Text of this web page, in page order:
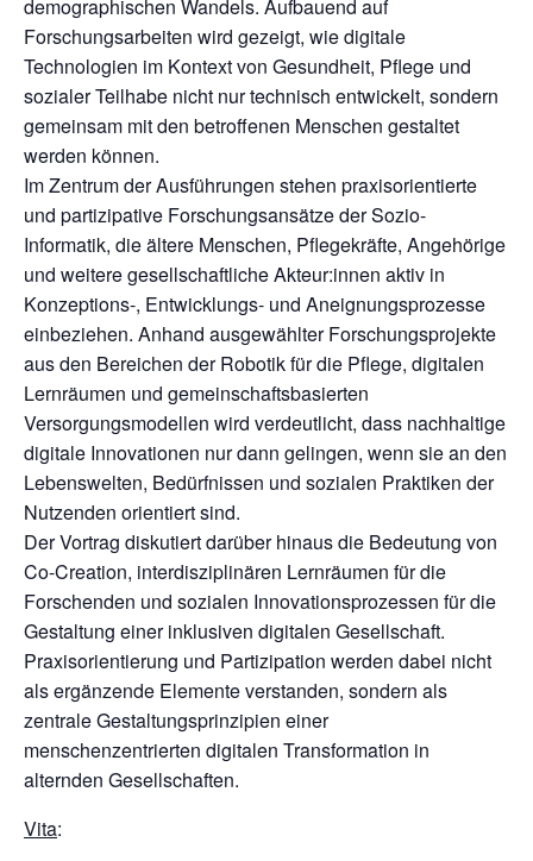
demographischen Wandels. Aufbauend auf
Forschungsarbeiten wird gezeigt, wie digitale
Technologien im Kontext von Gesundheit, Pflege und
sozialer Teilhabe nicht nur technisch entwickelt, sondern
gemeinsam mit den betroffenen Menschen gestaltet
werden können.
Im Zentrum der Ausführungen stehen praxisorientierte
und partizipative Forschungsansätze der Sozio-
Informatik, die ältere Menschen, Pflegekräfte, Angehörige
und weitere gesellschaftliche Akteur:innen aktiv in
Konzeptions-, Entwicklungs- und Aneignungsprozesse
einbeziehen. Anhand ausgewählter Forschungsprojekte
aus den Bereichen der Robotik für die Pflege, digitalen
Lernräumen und gemeinschaftsbasierten
Versorgungsmodellen wird verdeutlicht, dass nachhaltige
digitale Innovationen nur dann gelingen, wenn sie an den
Lebenswelten, Bedürfnissen und sozialen Praktiken der
Nutzenden orientiert sind.
Der Vortrag diskutiert darüber hinaus die Bedeutung von
Co-Creation, interdisziplinären Lernräumen für die
Forschenden und sozialen Innovationsprozessen für die
Gestaltung einer inklusiven digitalen Gesellschaft.
Praxisorientierung und Partizipation werden dabei nicht
als ergänzende Elemente verstanden, sondern als
zentrale Gestaltungsprinzipien einer
menschenzentrierten digitalen Transformation in
alternden Gesellschaften.
Vita: